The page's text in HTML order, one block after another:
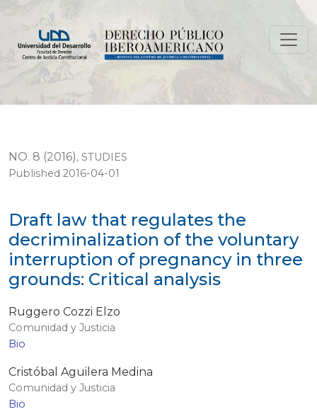
Draft law that regulates the decriminalization of the
NO. 8 (2016), STUDIES
Draft law that regulates the
decriminalization of the voluntary
interruption of pregnancy in three
grounds: Critical analysis
Published 2016-04-01
Ruggero Cozzi Elzo
Comunidad y Justicia
Bio
Cristóbal Aguilera Medina
Comunidad y Justicia
Bio